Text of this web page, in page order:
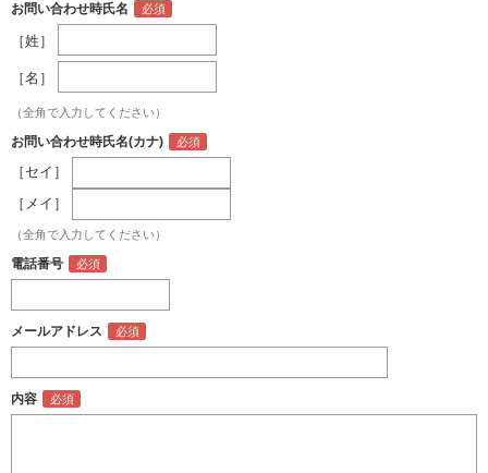
お問い合わせ時氏名
［姓］
［名］
（全角で入力してください）
お問い合わせ時氏名(カナ)
［セイ］
［メイ］
（全角で入力してください）
電話番号
メールアドレス
内容